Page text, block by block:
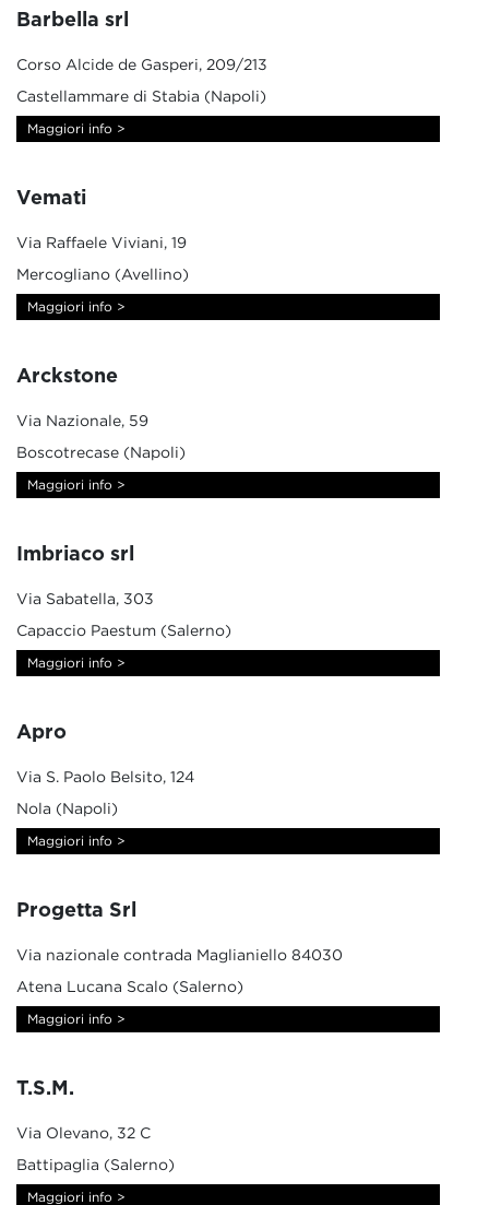
Barbella srl
Corso Alcide de Gasperi, 209/213
Castellammare di Stabia (Napoli)
Maggiori info >
Vemati
Via Raffaele Viviani, 19
Mercogliano (Avellino)
Maggiori info >
Arckstone
Via Nazionale, 59
Boscotrecase (Napoli)
Maggiori info >
Imbriaco srl
Via Sabatella, 303
Capaccio Paestum (Salerno)
Maggiori info >
Apro
Via S. Paolo Belsito, 124
Nola (Napoli)
Maggiori info >
Progetta Srl
Via nazionale contrada Maglianiello 84030
Atena Lucana Scalo (Salerno)
Maggiori info >
T.S.M.
Via Olevano, 32 C
Battipaglia (Salerno)
Maggiori info >